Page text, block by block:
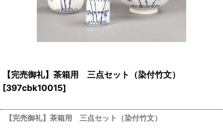
【完売御礼】茶箱用 三点セット（染付竹文）
[397cbk10015]
【完売御礼】茶箱用 三点セット（染付竹文）